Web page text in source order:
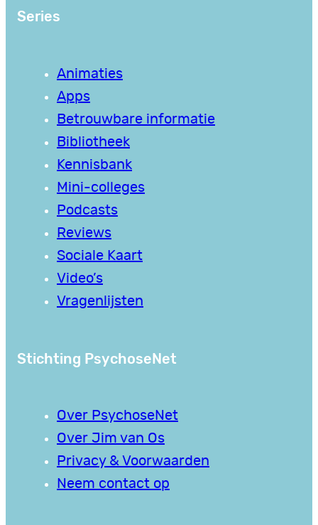
Series
Animaties
Apps
Betrouwbare informatie
Bibliotheek
Kennisbank
Mini-colleges
Podcasts
Reviews
Sociale Kaart
Video’s
Vragenlijsten
Stichting PsychoseNet
Over PsychoseNet
Over Jim van Os
Privacy & Voorwaarden
Neem contact op